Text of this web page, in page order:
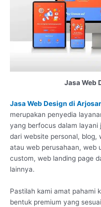
Jasa Web
Jasa Web Design di
merupakan penyedia
yang berfocus dalam layani
dari website personal, blog,
atau web perusahaan, web
custom, web landing page
lainnya.
Pastilah kami amat pahami
bentuk premium yang